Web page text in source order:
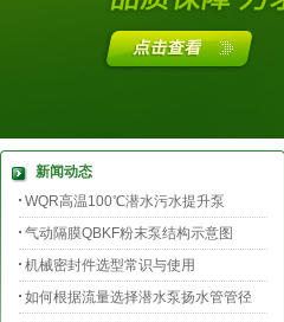
新闻动态
WQR高温100℃潜水污水提升泵
气动隔膜QBKF粉末泵结构示意图
机械密封件选型常识与使用
如何根据流量选择潜水泵扬水管管径